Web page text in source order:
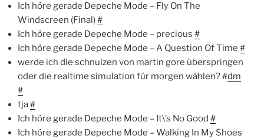
Ich höre gerade Depeche Mode – Fly On The
Windscreen (Final)#
Ich höre gerade Depeche Mode – precious #
Ich höre gerade Depeche Mode – A Question Of Time #
werde ich die schnulzen von martin gore überspringen
oder die realtime simulation für morgen wählen? #dm
#
tja#
Ich höre gerade Depeche Mode – It\’s No Good #
Ich höre gerade Depeche Mode – Walking In My Shoes